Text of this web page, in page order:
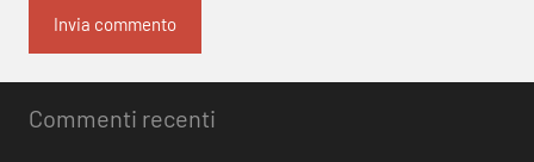
Commenti recenti